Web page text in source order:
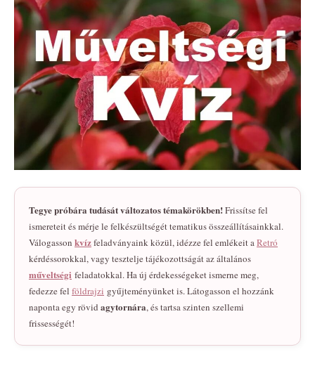
Tegye próbára tudását változatos témakörökben!Frissítse fel
ismereteit és mérje le felkészültségét tematikus összeállításainkkal.
Válogasson kvízfeladványaink közül, idézze fel emlékeit aRetró
kérdéssorokkal, vagy tesztelje tájékozottságát az általános
műveltségi feladatokkal. Ha új érdekességeket ismerne meg,
fedezze fel földrajzi gyűjteményünket is. Látogasson el hozzánk
naponta egy rövid agytornára, és tartsa szinten szellemi
frissességét!